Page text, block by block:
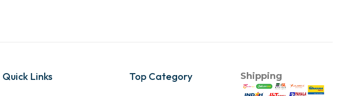
Quick Links Top Category Shipping